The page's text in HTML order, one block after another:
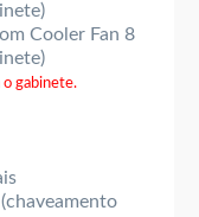
Cooler Fan 8
o gabinete.